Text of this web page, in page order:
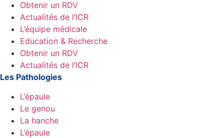
Obtenir un RDV
Actualités de l’ICR
L’équipe médicale
Education & Recherche
Obtenir un RDV
Actualités de l’ICR
Les Pathologies
L’épaule
Le genou
La hanche
L’épaule